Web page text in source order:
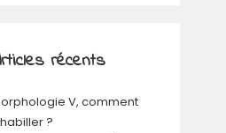
récents
V, comment
?